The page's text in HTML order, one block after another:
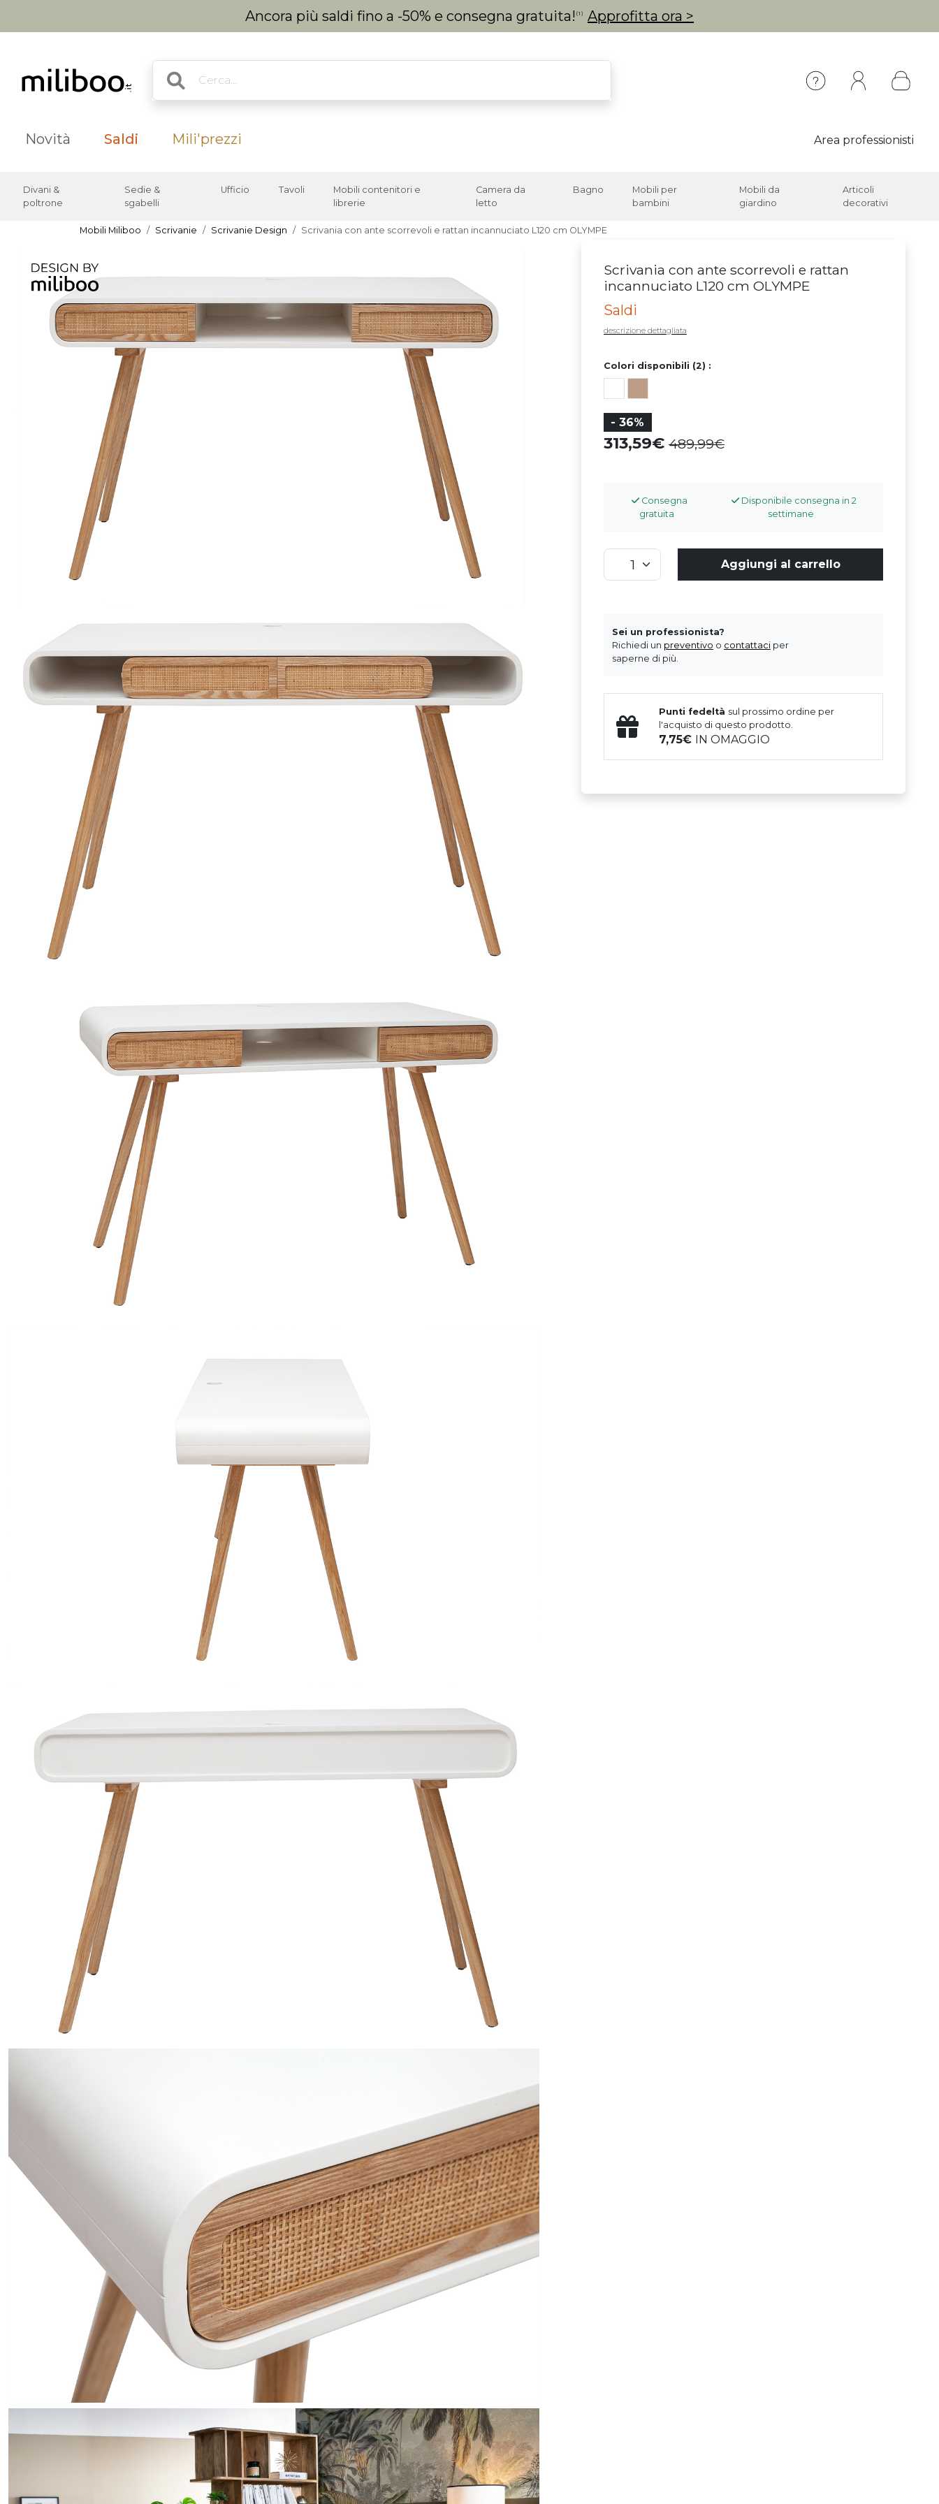
Ancora più saldi fino a -50% e consegna gratuita! (1) Approfitta ora >
Novità Saldi Mili'prezzi Area professionisti
Divani &
poltrone
Sedie &
sgabelli
Ufficio Tavoli
Mobili contenitori e
librerie
Camera da
letto
Bagno
Mobili per
bambini
Mobili da
giardino
Articoli
decorativi
Mobili Miliboo Scrivanie Scrivanie Design Scrivania con ante scorrevoli e rattan incannuciato L120 cm OLYMPE
Scrivania con ante scorrevoli e rattan
incannuciato L120 cm OLYMPE
Saldi
descrizione dettagliata
Colori disponibili (2) :
- 36%
313,59 489,99
Consegna
gratuita
Disponibile consegna in 2
settimane
Aggiungi al carrello
Sei un professionista?
Richiedi un preventivo o contattaci per
saperne di più.
Punti fedeltà sul prossimo ordine per
l'acquisto di questo prodotto.
7,75 IN OMAGGIO